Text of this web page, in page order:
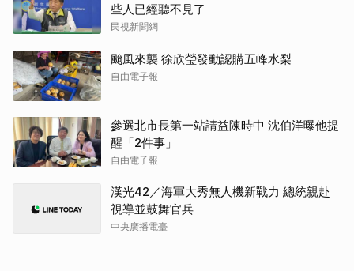
些人已經聽不見了
民視新聞網
颱風來襲 徐欣瑩發動認購五峰水梨
自由電子報
參選北市長第一站請益陳時中 沈伯洋曝他提
醒「2件事」
自由電子報
漢光42／海軍大秀無人機新戰力 總統親赴
視導並鼓舞官兵
中央廣播電臺